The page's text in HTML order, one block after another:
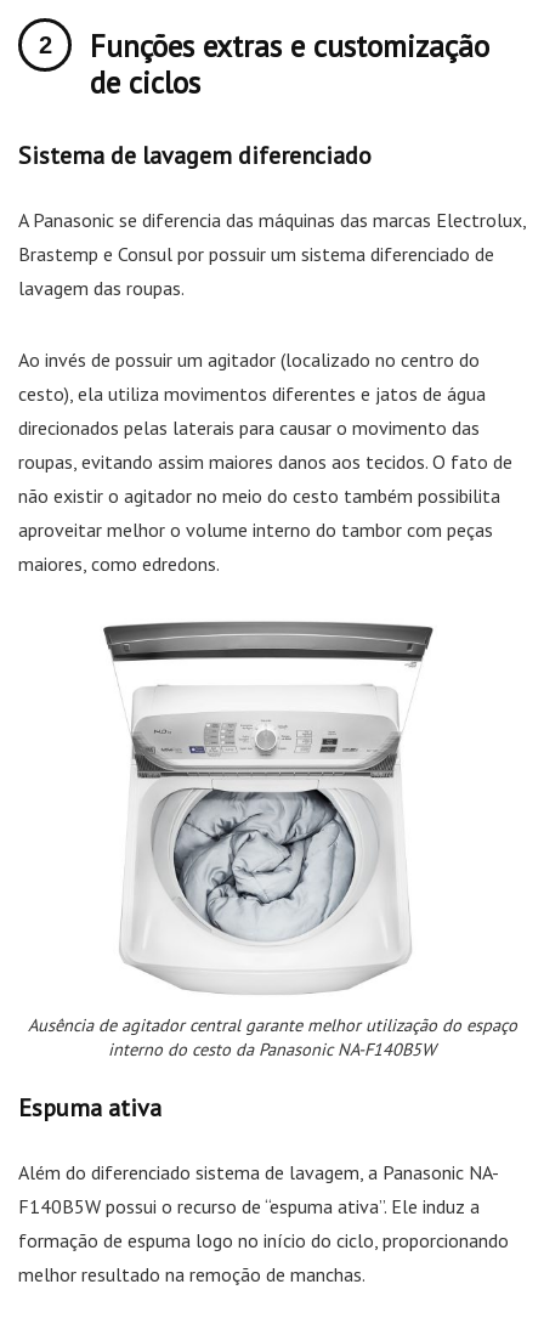
Funções extras e customização
de ciclos
Sistema de lavagem diferenciado
A Panasonic se diferencia das máquinas das marcas Electrolux,
Brastemp e Consul por possuir um sistema diferenciado de
lavagem das roupas.
Ao invés de possuir um agitador (localizado no centro do
cesto), ela utiliza movimentos diferentes e jatos de água
direcionados pelas laterais para causar o movimento das
roupas, evitando assim maiores danos aos tecidos. O fato de
não existir o agitador no meio do cesto também possibilita
aproveitar melhor o volume interno do tambor com peças
maiores, como edredons.
Ausência de agitador central garante melhor utilização do espaço
interno do cesto da Panasonic NA-F140B5W
Espuma ativa
Além do diferenciado sistema de lavagem, a Panasonic NA-
F140B5W possui o recurso de “espuma ativa”. Ele induz a
formação de espuma logo no início do ciclo, proporcionando
melhor resultado na remoção de manchas.